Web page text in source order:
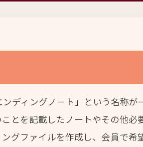
ディングノ－ト」という名称
とを記載したノートやその他必
グファイルを作成し、会員で